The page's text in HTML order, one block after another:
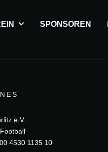
SPONSOREN
e.V.
4530 1135 10